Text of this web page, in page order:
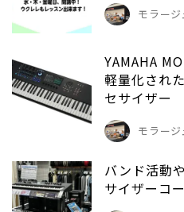
モラー
YAMAHA
軽量化され
セサイザー
モラー
バンド活動
サイザーコ